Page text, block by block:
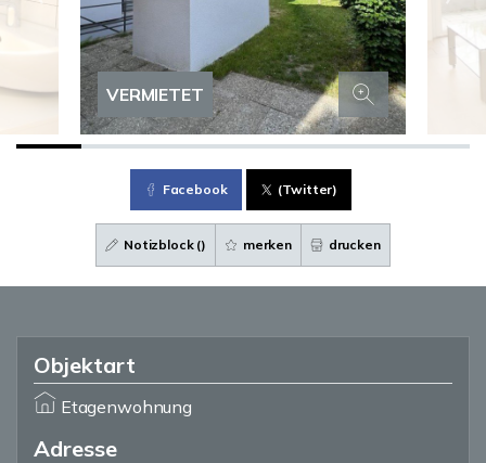
VERMIETET
Facebook (Twitter)
Notizblock () merken drucken
Objektart
Etagenwohnung
Adresse